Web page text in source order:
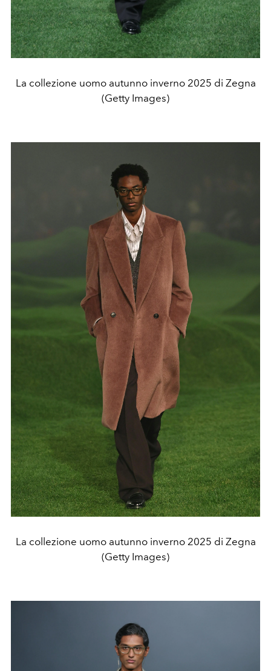
La collezione uomo autunno inverno 2025 di Zegna
(Getty Images)
La collezione uomo autunno inverno 2025 di Zegna
(Getty Images)